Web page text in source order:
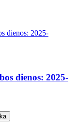
dienos: 2025-